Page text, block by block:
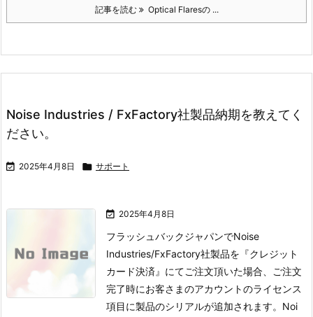
記事を読む Optical Flaresの ...
Noise Industries / FxFactory社製品納期を教えてく
ださい。
 2025年4月8日  サポート
 2025年4月8日
フラッシュバックジャパンでNoise
Industries/FxFactory社製品を『クレジット
カード決済』にてご注文頂いた場合、ご注文
完了時にお客さまのアカウントのライセンス
項目に製品のシリアルが追加されます。 Noi